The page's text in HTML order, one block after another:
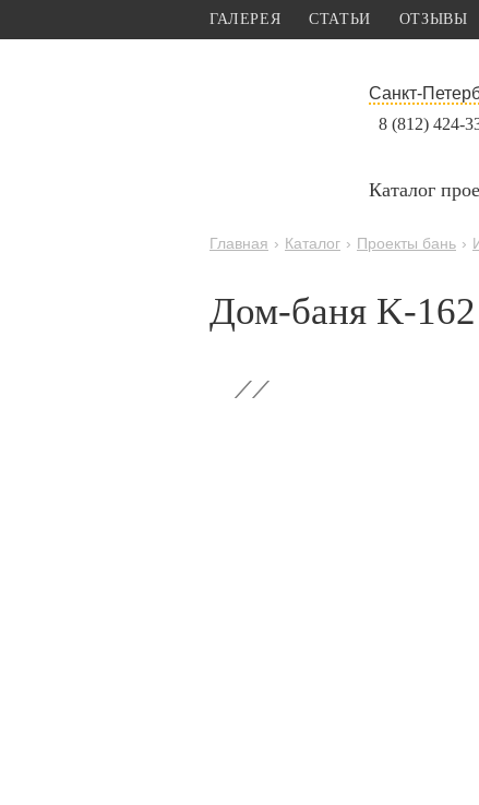
ГАЛЕРЕЯ СТАТЬИ ОТЗЫВЫ
Санкт-
8 (812) 424-
Каталог
Главная › Каталог › Проекты бань ›
Дом-баня K-
‹